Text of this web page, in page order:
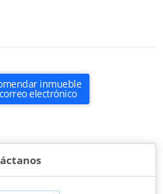
inmueble
electrónico